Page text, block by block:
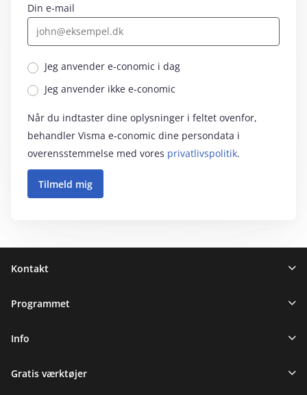
Din e-mail
Jeg anvender e‑conomic i dag
Jeg anvender ikke e‑conomic
Når du indtaster dine oplysninger i feltet ovenfor,
behandler Visma e‑conomic dine persondata i
overensstemmelse med vores privatlivspolitik.
Sidefod
Kontakt
Programmet
Info
Gratis værktøjer